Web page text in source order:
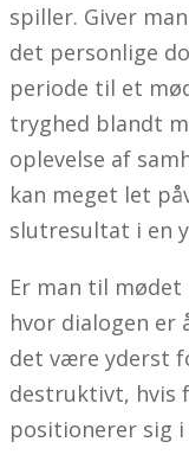
spiller. Giver
det personlige
periode til et
tryghed blandt
oplevelse af
kan meget let
slutresultat i en
Er man til
hvor dialogen er
det være yderst
destruktivt, hvis
positionerer sig